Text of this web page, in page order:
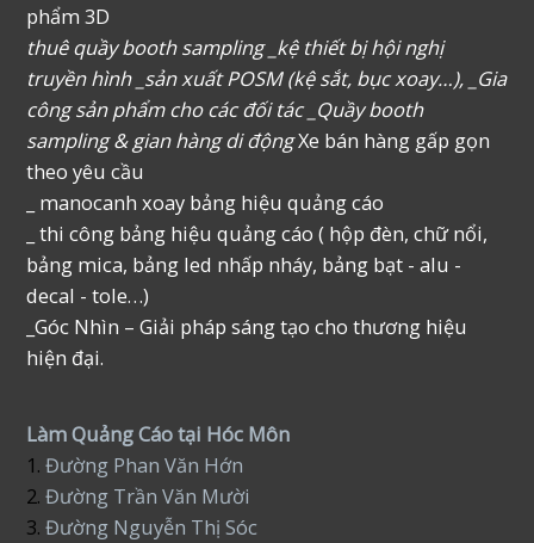
phẩm 3D
thuê quầy booth sampling _kệ thiết bị hội nghị
truyền hình _sản xuất POSM (kệ sắt, bục xoay…), _Gia
công sản phẩm cho các đối tác _Quầy booth
sampling & gian hàng di độngXe bán hàng gấp gọn
theo yêu cầu
_ manocanh xoay bảng hiệu quảng cáo
_ thi công bảng hiệu quảng cáo ( hộp đèn, chữ nổi,
bảng mica, bảng led nhấp nháy, bảng bạt - alu -
decal - tole…)
_Góc Nhìn – Giải pháp sáng tạo cho thương hiệu
hiện đại.
Làm Quảng Cáo tại Hóc Môn
1.Đường Phan Văn Hớn
2.Đường Trần Văn Mười
3.Đường Nguyễn Thị Sóc